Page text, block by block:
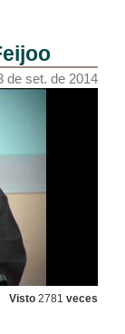
de set. de 2014
Visto 2781 veces